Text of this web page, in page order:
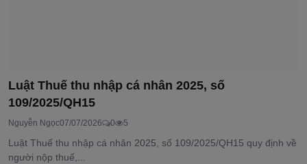
Luật Thuế thu nhập cá nhân 2025, số
109/2025/QH15
Nguyễn Ngọc07/07/2026 0 5
Luật Thuế thu nhập cá nhân 2025, số 109/2025/QH15 quy định về
người nộp thuế,...